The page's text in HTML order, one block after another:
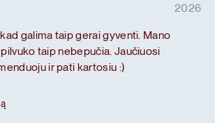
2026
galima taip gerai gyventi. Mano
taip nebepučia. Jaučiuosi
ir pati kartosiu :)